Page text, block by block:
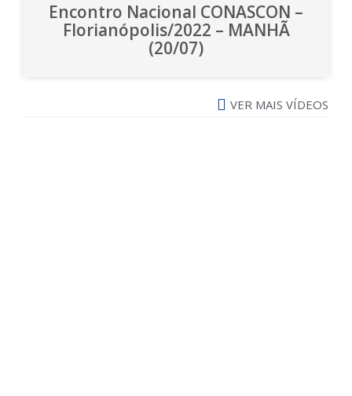
Encontro Nacional CONASCON –
Florianópolis/2022 – MANHÃ
(20/07)
VER MAIS VÍDEOS